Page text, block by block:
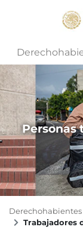
Personas
Derechohabientes
Trabajadores